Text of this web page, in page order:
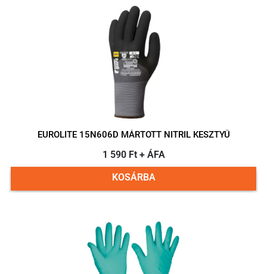
EUROLITE 15N606D MÁRTOTT NITRIL KESZTYŰ
1 590 Ft + ÁFA
KOSÁRBA